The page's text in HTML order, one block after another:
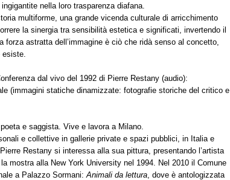
nella loro trasparenza diafana.
multiforme, una grande vicenda culturale di arricchimento
la sinergia tra sensibilità estetica e significati, invertendo il
astratta dell’immagine è ciò che ridà senso al concetto,
dal vivo del 1992 di Pierre Restany (audio):
(immagini statiche dinamizzate: fotografie storiche del critico e
e saggista. Vive e lavora a Milano.
e collettive in gallerie private e spazi pubblici, in Italia e
Restany si interessa alla sua pittura, presentando l’artista
mostra alla New York University nel 1994. Nel 2010 il Comune
a Palazzo Sormani: Animali da lettura , dove è antologizzata